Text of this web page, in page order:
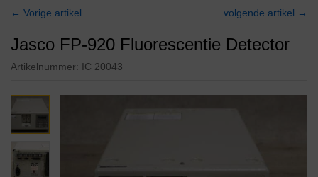
← Vorige artikel volgende artikel →
Jasco FP-920 Fluorescentie Detector
Artikelnummer: IC 20043